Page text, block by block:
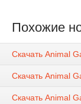
Похожие
Скачать Animal
Скачать Animal
Скачать Animal